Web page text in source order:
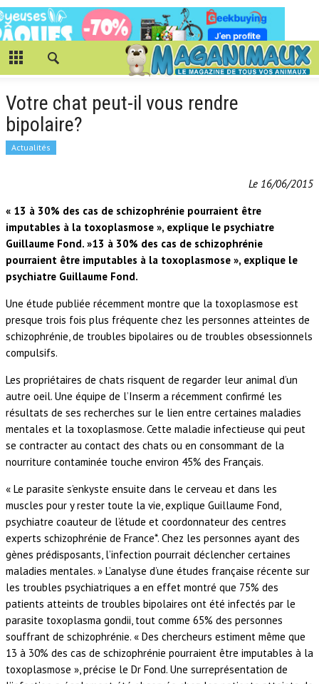
Votre chat peut-il vous rendre
bipolaire?
Actualités
Le 16/06/2015
« 13 à 30% des cas de schizophrénie pourraient être
imputables à la toxoplasmose », explique le psychiatre
Guillaume Fond. »13 à 30% des cas de schizophrénie
pourraient être imputables à la toxoplasmose », explique le
psychiatre Guillaume Fond.
Une étude publiée récemment montre que la toxoplasmose est
presque trois fois plus fréquente chez les personnes atteintes de
schizophrénie, de troubles bipolaires ou de troubles obsessionnels
compulsifs.
Les propriétaires de chats risquent de regarder leur animal d’un
autre oeil. Une équipe de l’Inserm a récemment confirmé les
résultats de ses recherches sur le lien entre certaines maladies
mentales et la toxoplasmose. Cette maladie infectieuse qui peut
se contracter au contact des chats ou en consommant de la
nourriture contaminée touche environ 45% des Français.
« Le parasite s’enkyste ensuite dans le cerveau et dans les
muscles pour y rester toute la vie, explique Guillaume Fond,
psychiatre coauteur de l’étude et coordonnateur des centres
experts schizophrénie de France*. Chez les personnes ayant des
gènes prédisposants, l’infection pourrait déclencher certaines
maladies mentales. » L’analyse d’une études française récente sur
les troubles psychiatriques a en effet montré que 75% des
patients atteints de troubles bipolaires ont été infectés par le
parasite toxoplasma gondii, tout comme 65% des personnes
souffrant de schizophrénie. « Des chercheurs estiment même que
13 à 30% des cas de schizophrénie pourraient être imputables à la
toxoplasmose », précise le Dr Fond. Une surreprésentation de